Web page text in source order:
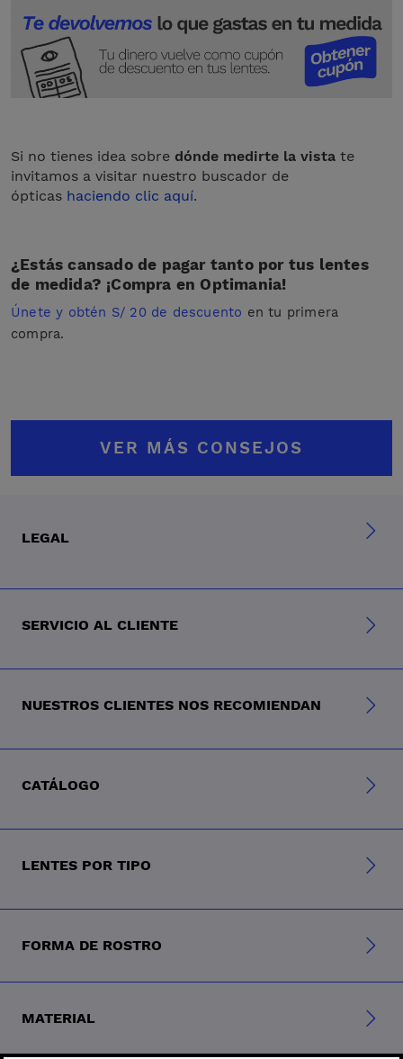
Si no tienes idea sobre dónde medirte la vista te
invitamos a visitar nuestro buscador de
ópticas haciendo clic aquí.
¿Estás cansado de pagar tanto por tus lentes
de medida? ¡Compra en Optimania!
Únete y obtén S/ 20 de descuento en tu primera
compra.
VER MÁS CONSEJOS
LEGAL
SERVICIO AL CLIENTE
NUESTROS CLIENTES NOS RECOMIENDAN
CATÁLOGO
LENTES POR TIPO
FORMA DE ROSTRO
MATERIAL